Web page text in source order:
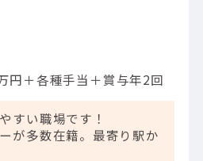
円＋各種手当＋賞与年2回
すい職場です！
が多数在籍。最寄り駅か